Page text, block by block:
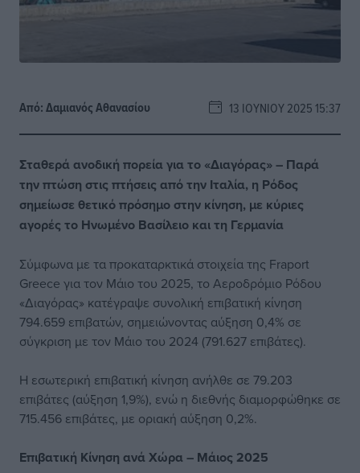
Από:Δαμιανός Αθανασίου 13 ΙΟΥΝΊΟΥ 2025 15:37
Σταθερά ανοδική πορεία για το «Διαγόρας» – Παρά
την πτώση στις πτήσεις από την Ιταλία, η Ρόδος
σημείωσε θετικό πρόσημο στην κίνηση, με κύριες
αγορές το Ηνωμένο Βασίλειο και τη Γερμανία
Σύμφωνα με τα προκαταρκτικά στοιχεία της Fraport
Greece για τον Μάιο του 2025, το Αεροδρόμιο Ρόδου
«Διαγόρας» κατέγραψε συνολική επιβατική κίνηση
794.659 επιβατών, σημειώνοντας αύξηση 0,4% σε
σύγκριση με τον Μάιο του 2024 (791.627 επιβάτες).
Η εσωτερική επιβατική κίνηση ανήλθε σε 79.203
επιβάτες (αύξηση 1,9%), ενώ η διεθνής διαμορφώθηκε σε
715.456 επιβάτες, με οριακή αύξηση 0,2%.
Επιβατική Κίνηση ανά Χώρα – Μάιος 2025